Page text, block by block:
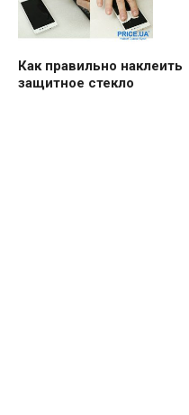
Как правильно наклеить
защитное стекло